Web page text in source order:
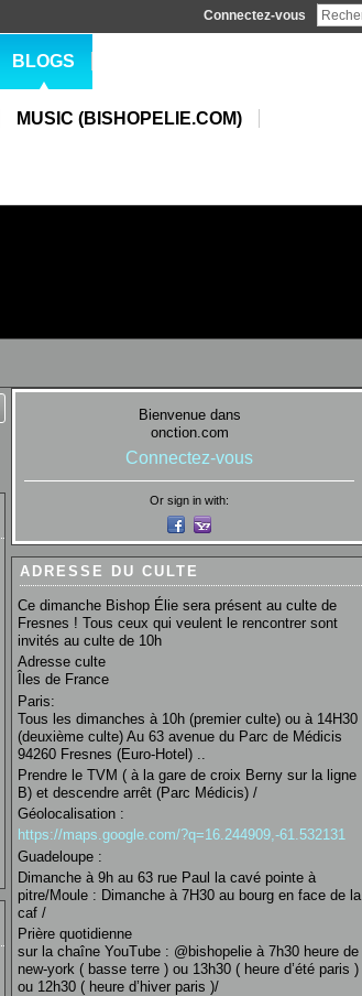
Connectez-vous
BLOGS
MUSIC (BISHOPELIE.COM)
Bienvenue dans
onction.com
Connectez-vous
Or sign in with:
ADRESSE DU CULTE
Ce dimanche Bishop Élie sera présent au culte de
Fresnes ! Tous ceux qui veulent le rencontrer sont
invités au culte de 10h
Adresse culte
Îles de France
Paris:
Tous les dimanches à 10h (premier culte) ou à 14H30
(deuxième culte) Au 63 avenue du Parc de Médicis
94260 Fresnes (Euro-Hotel) ..
Prendre le TVM ( à la gare de croix Berny sur la ligne
B) et descendre arrêt (Parc Médicis) /
Géolocalisation :
https://maps.google.com/?q=16.244909,-61.532131
Guadeloupe :
Dimanche à 9h au 63 rue Paul la cavé pointe à
pitre/Moule : Dimanche à 7H30 au bourg en face de la
caf /
Prière quotidienne
sur la chaîne YouTube : @bishopelie à 7h30 heure de
new-york ( basse terre ) ou 13h30 ( heure d’été paris )
ou 12h30 ( heure d’hiver paris )/